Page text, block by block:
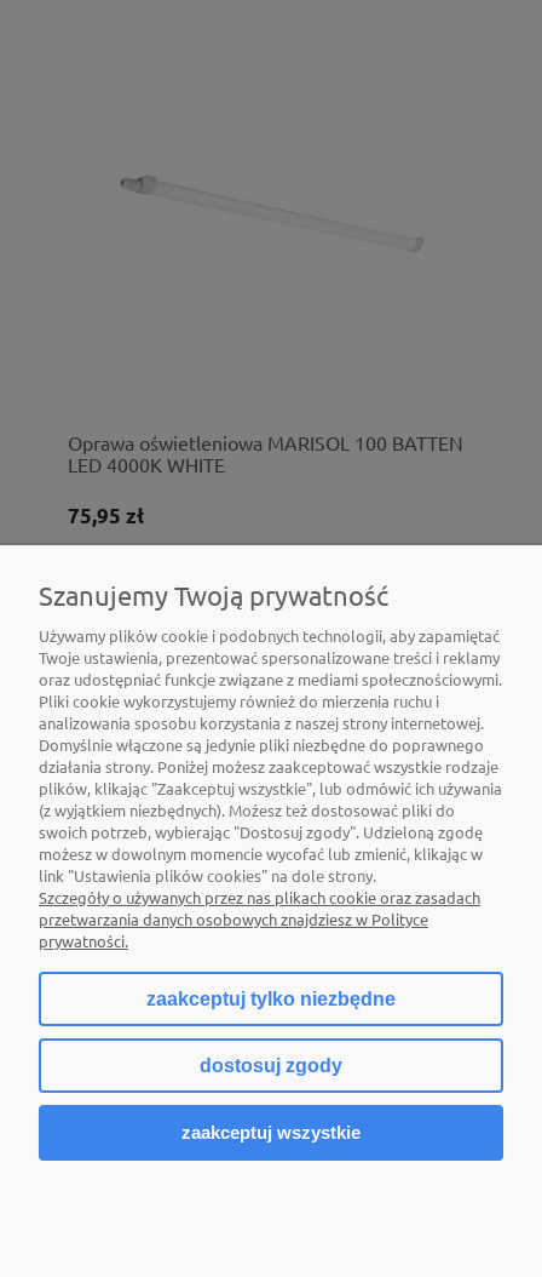
Oprawa oświetleniowa MARISOL 100 BATTEN
LED 4000K WHITE
75,95 zł
Oprawa oświetleniowa GLENDALE 60 BATTEN
LED3000K WHITE
Szanujemy Twoją prywatność
Używamy plików cookie i podobnych technologii, aby zapamiętać
Twoje ustawienia, prezentować spersonalizowane treści i reklamy
oraz udostępniać funkcje związane z mediami społecznościowymi.
Pliki cookie wykorzystujemy również do mierzenia ruchu i
analizowania sposobu korzystania z naszej strony internetowej.
Domyślnie włączone są jedynie pliki niezbędne do poprawnego
działania strony. Poniżej możesz zaakceptować wszystkie rodzaje
plików, klikając "Zaakceptuj wszystkie", lub odmówić ich używania
(z wyjątkiem niezbędnych). Możesz też dostosować pliki do
swoich potrzeb, wybierając "Dostosuj zgody". Udzieloną zgodę
możesz w dowolnym momencie wycofać lub zmienić, klikając w
link "Ustawienia plików cookies" na dole strony.
Szczegóły o używanych przez nas plikach cookie oraz zasadach
przetwarzania danych osobowych znajdziesz w Polityce
prywatności.
zaakceptuj tylko niezbędne
dostosuj zgody
zaakceptuj wszystkie